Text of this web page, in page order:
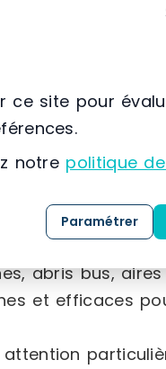
mobilier
:chariots et
pour la
de stockage
pour
abris bus,
et efficaces
ce site pour
notre politique
Paramétrer